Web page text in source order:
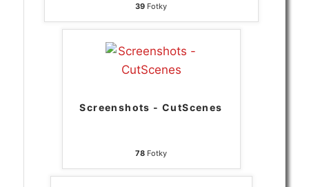
39 Fotky
Screenshots - CutScenes
78 Fotky